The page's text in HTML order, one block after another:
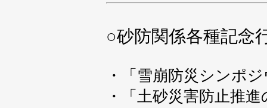
○砂防関係各種記念
・「雪崩防災シンポ
・「土砂災害防止推